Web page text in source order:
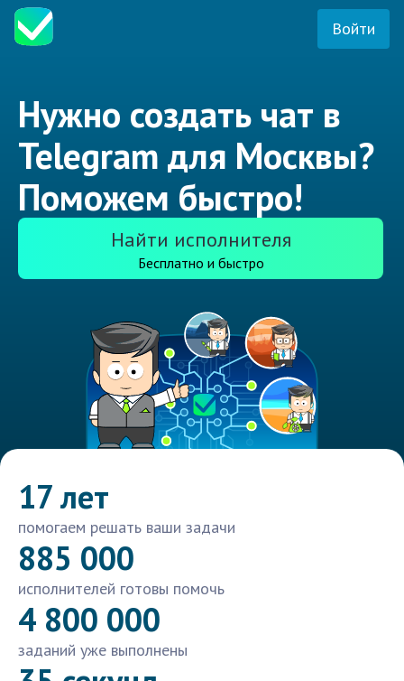
Войти
Нужно создать чат в
Telegram для Москвы?
Поможем быстро!
Найти исполнителя
Бесплатно и быстро
17 лет
помогаем решать ваши задачи
885 000
исполнителей готовы помочь
4 800 000
заданий уже выполнены